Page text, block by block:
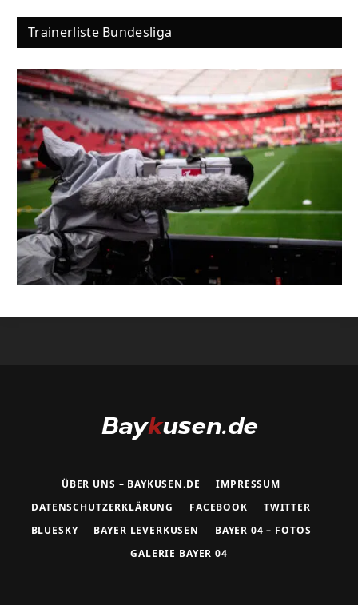
Trainerliste Bundesliga
ÜBER UNS – BAYKUSEN.DE
IMPRESSUM
DATENSCHUTZERKLÄRUNG
FACEBOOK
TWITTER
BLUESKY
BAYER LEVERKUSEN
BAYER 04 – FOTOS
GALERIE BAYER 04